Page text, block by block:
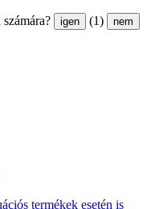
igen (1) nem
termékek esetén is